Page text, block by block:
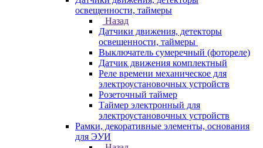
освещенности, таймеры
Назад
Датчики движения, детекторы
освещенности, таймеры
Выключатель сумеречный (фотореле)
Датчик движения комплектный
Реле времени механическое для
электроустановочных устройств
Розеточный таймер
Таймер электронный для
электроустановочных устройств
Рамки, декоративные элементы, основания
для ЭУИ